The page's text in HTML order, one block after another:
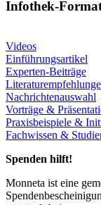
Infothek-
Videos
Einführungsartikel
Experten-Beiträge
Nachrichtenauswahl
Vorträge &
Praxisbeispiele &
Fachwissen &
Spenden hilft!
Monneta ist eine